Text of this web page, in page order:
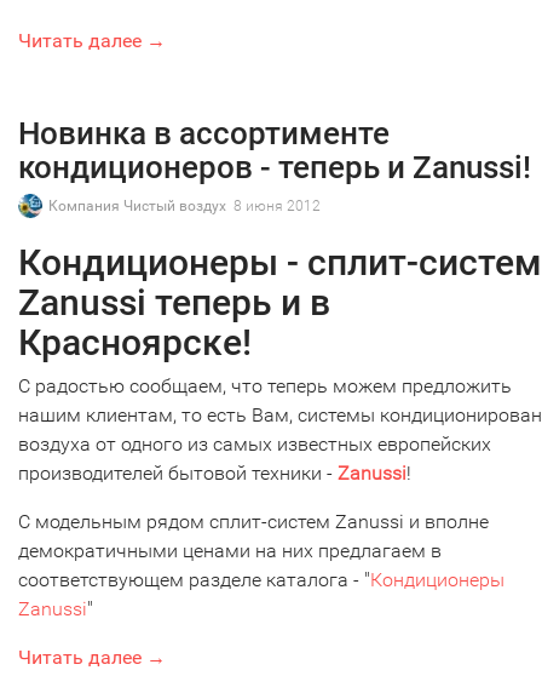
Читать далее →
Новинка в ассортименте
кондиционеров - теперь и Zanussi!
Компания Чистый воздух 8 июня 2012
Кондиционеры - сплит-
Zanussi теперь и в
Красноярске!
С радостью сообщаем, что теперь можем предложить
нашим клиентам, то есть Вам, системы
воздуха от одного из самых известных европейских
производителей бытовой техники - Zanussi!
С модельным рядом сплит-систем Zanussi и вполне
демократичными ценами на них предлагаем в
соответствующем разделе каталога - "Кондиционеры
Zanussi"
Читать далее →